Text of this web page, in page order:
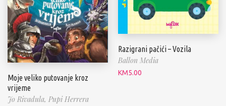
Moje veliko putovanje kroz
vrijeme
Jo Rivadula, Pupi Herrera
Razigrani pačići – Vozila
Ballon Media
KM5.00